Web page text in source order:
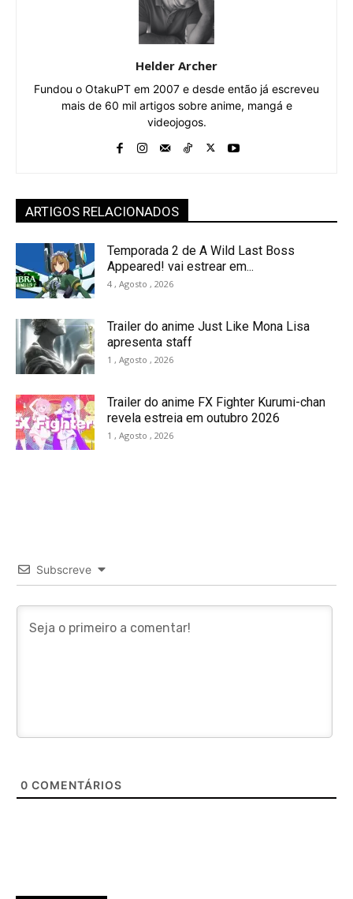
Helder Archer
Fundou o OtakuPT em 2007 e desde então já escreveu
mais de 60 mil artigos sobre anime, mangá e
videojogos.
ARTIGOS RELACIONADOS
Temporada 2 de A Wild Last Boss
Appeared! vai estrear em...
4 , Agosto , 2026
Trailer do anime Just Like Mona Lisa
apresenta staff
1 , Agosto , 2026
Trailer do anime FX Fighter Kurumi-chan
revela estreia em outubro 2026
1 , Agosto , 2026
Subscreve
0 COMENTÁRIOS